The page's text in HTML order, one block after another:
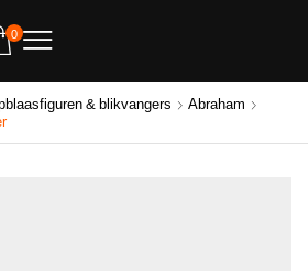
0
& blikvangers
Abraham